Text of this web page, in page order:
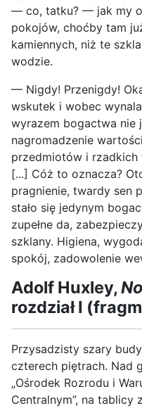
— co, tatku? — jak my
pokojów, choćby tam
kamiennych, niż te
wodzie.
— Nigdy! Przenigdy!
wskutek i wobec
wyrazem bogactwa nie
nagromadzenie
przedmiotów i
[...] Cóż to oznacza?
pragnienie, twardy sen
stało się jedynym
zupełne da,
szklany. Higiena,
spokój, zadowolenie
Adolf Huxley,
rozdział I
Przysadzisty szary
czterech piętrach. Nad
„Ośrodek Rozrodu i
Centralnym”, na tablicy